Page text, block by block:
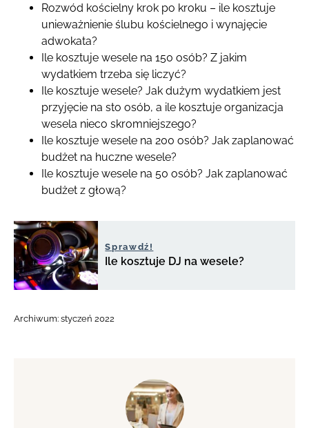
Rozwód kościelny krok po kroku – ile kosztuje
unieważnienie ślubu kościelnego i wynajęcie
adwokata?
Ile kosztuje wesele na 150 osób? Z jakim
wydatkiem trzeba się liczyć?
Ile kosztuje wesele? Jak dużym wydatkiem jest
przyjęcie na sto osób, a ile kosztuje organizacja
wesela nieco skromniejszego?
Ile kosztuje wesele na 200 osób? Jak zaplanować
budżet na huczne wesele?
Ile kosztuje wesele na 50 osób? Jak zaplanować
budżet z głową?
Sprawdź!
Ile kosztuje DJ na wesele?
Archiwum: styczeń 2022